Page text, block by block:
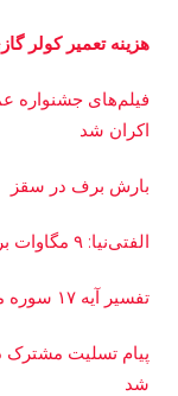
هزینه تعمیر کولر گازی
اکران شد
بارش برف در سقز
الفتی‌نیا: ۹ مگاوات برق جدید وارد مدار استان کرمانشاه می‌شود
تفسیر آیه ۱۷ سوره مبارکه انفال به زبان «آذری»
پیام تسلیت
شد